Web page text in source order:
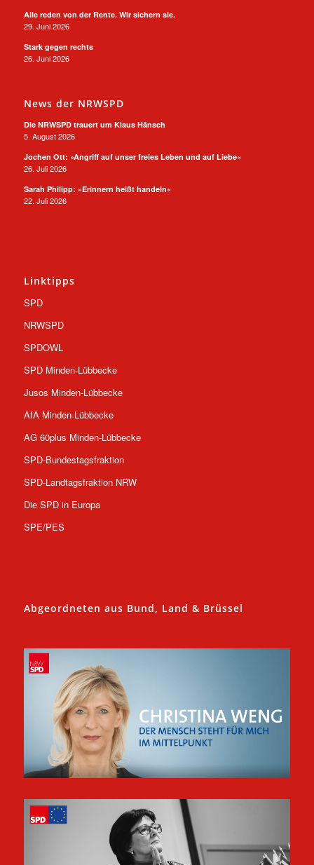
Alle reden von der Rente. Wir sichern sie.
29. Juni 2026
Stark gegen rechts
26. Juni 2026
News der NRWSPD
Die NRWSPD trauert um Klaus Hänsch
5. August 2026
Jochen Ott: »Angriff auf unser freies Leben und auf Liebe«
26. Juli 2026
Sarah Philipp: »Erinnern heißt handeln«
22. Juli 2026
Linktipps
SPD
NRWSPD
SPDOWL
SPD Minden-Lübbecke
Jusos Minden-Lübbecke
AfA Minden-Lübbecke
AG 60plus Minden-Lübbecke
SPD-Bundestagsfraktion
SPD-Landtagsfraktion NRW
Die SPD in Europa
SPE/PES
Abgeordneten aus Bund, Land & Brüssel